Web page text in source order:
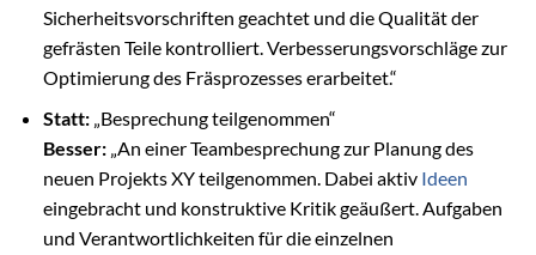
Sicherheitsvorschriften geachtet und die Qualität der
gefrästen Teile kontrolliert. Verbesserungsvorschläge zur
Optimierung des Fräsprozesses erarbeitet.“
Statt:„Besprechung teilgenommen“
Besser:„An einer Teambesprechung zur Planung des
neuen Projekts XY teilgenommen. Dabei aktiv Ideen
eingebracht und konstruktive Kritik geäußert. Aufgaben
und Verantwortlichkeiten für die einzelnen